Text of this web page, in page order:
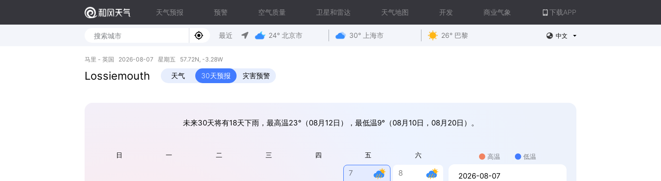
天气预报 预警 空气质量 卫星和雷达 天气地图 开发 商业气象 下载APP
最近 24° 北京市 30° 上海市 26° 巴黎 中文
马里 - 英国 2026-08-07 星期五 57.72N, -3.28W
Lossiemouth 天气 30天预报 灾害预警
未来30天将有18天下雨，最高温23°（08月12日），最低温9°（08月10日，08月20日）。
日 一 二 三 四 五 六
7
8
高温 低温
2026-08-07